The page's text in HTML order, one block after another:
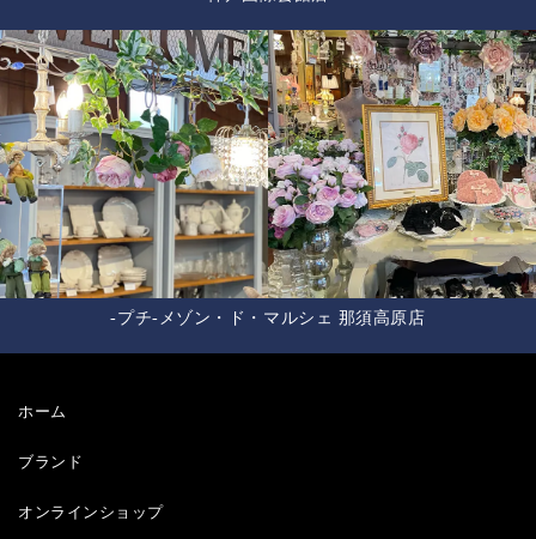
-プチ-メゾン・ド・マルシェ 那須高原店
ホーム
ブランド
オンラインショップ